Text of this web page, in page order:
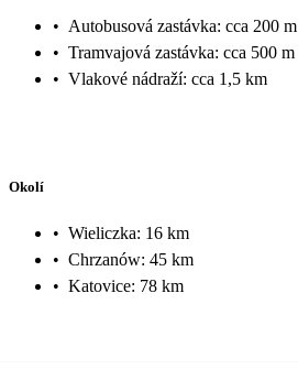
• Autobusová zastávka: cca 200 m
• Tramvajová zastávka: cca 500 m
• Vlakové nádraží: cca 1,5 km
Okolí
• Wieliczka: 16 km
• Chrzanów: 45 km
• Katovice: 78 km